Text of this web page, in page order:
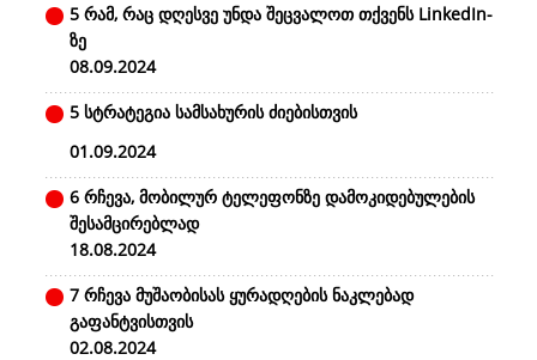
5 რამ, რაც დღესვე უნდა შეცვალოთ თქვენს LinkedIn-
ზე
08.09.2024
5 სტრატეგია სამსახურის ძიებისთვის
01.09.2024
6 რჩევა, მობილურ ტელეფონზე დამოკიდებულების
შესამცირებლად
18.08.2024
7 რჩევა მუშაობისას ყურადღების ნაკლებად
გაფანტვისთვის
02.08.2024